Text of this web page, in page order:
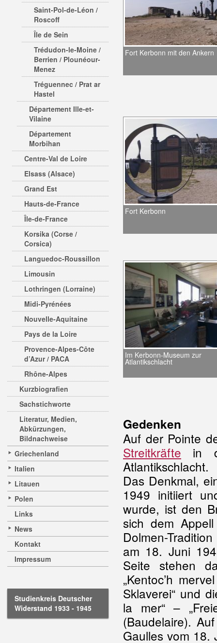
Saint-Pol-de-Léon /
Roscoff
Île de Sein
Trédudon-le-Moine /
Berrien / Plounéour-
Menez
Tréguennec / Prat ar
Hastel
Département Ille-et-
Vilaine
Département
Morbihan
Centre-Val de Loire
Elsass (Alsace)
Grand Est
Hauts-de-France
Île-de-France
Korsika (Corse /
Corsica)
Languedoc-Roussillon
Limousin
Lothringen (Lorraine)
Midi-Pyrénées
Nouvelle-Aquitaine
Pays de la Loire
Provence-Alpes-Côte
d’Azur / PACA
Rhône-Alpes
Kurzbiografien
Sachstichworte
Literatur, Medien,
Abkürzungen,
Bildnachweise
Griechenland
Italien
Litauen
Polen
Links
News
Kontakt
Impressum
Studienkreis Deutscher
Widerstand 1933 - 1945
Fort Kerbonn mit den Ankern
Fort Kerbonn
Im Kerbonn-Museum zur
Atlantikschlacht
Gedenken
Auf der Pointe
Streitkräfte in
Atlantikschlacht.
Das Denkmal,
1949 initiiert
wurde, ist den
sich dem
Dolmen-
am 18. Juni
Seite stehen
„Kentoc’h
Sklaverei“ und
la mer“ –
(Baudelaire).
Gaulles vom 18.